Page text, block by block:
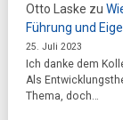
Otto Laske zu
Führung und
25. Juli 2023
Ich danke dem
Als
Thema, doch…